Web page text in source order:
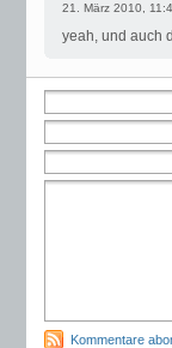
21. März 2010,
yeah, und auch
Kommentare